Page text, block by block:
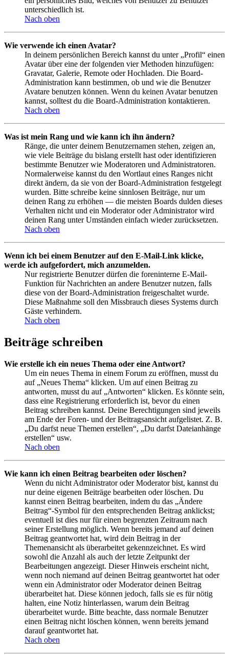
unterschiedlich ist.
Nach oben
Wie verwende ich einen Avatar?
In deinem persönlichen Bereich kannst du unter „Profil“ einen
Avatar über eine der folgenden vier Methoden hinzufügen:
Gravatar, Galerie, Remote oder Hochladen. Die Board-
Administration kann bestimmen, ob und wie die Benutzer
Avatare benutzen können. Wenn du keinen Avatar benutzen
kannst, solltest du die Board-Administration kontaktieren.
Nach oben
Was ist mein Rang und wie kann ich ihn ändern?
Ränge, die unter deinem Benutzernamen stehen, zeigen an,
wie viele Beiträge du bislang erstellt hast oder identifizieren
bestimmte Benutzer wie Moderatoren und Administratoren.
Normalerweise kannst du den Wortlaut eines Ranges nicht
direkt ändern, da sie von der Board-Administration festgelegt
wurden. Bitte schreibe keine sinnlosen Beiträge, nur um
deinen Rang zu erhöhen — die meisten Boards dulden dieses
Verhalten nicht und ein Moderator oder Administrator wird
deinen Rang unter Umständen einfach wieder zurücksetzen.
Nach oben
Wenn ich bei einem Benutzer auf den E-Mail-Link klicke,
werde ich aufgefordert, mich anzumelden.
Nur registrierte Benutzer dürfen die foreninterne E-Mail-
Funktion für Nachrichten an andere Benutzer nutzen, falls
diese von der Board-Administration freigeschaltet wurde.
Diese Maßnahme soll den Missbrauch dieses Systems durch
Gäste verhindern.
Nach oben
Beiträge schreiben
Wie erstelle ich ein neues Thema oder eine Antwort?
Um ein neues Thema in einem Forum zu eröffnen, musst du
auf „Neues Thema“ klicken. Um auf einen Beitrag zu
antworten, musst du auf „Antworten“ klicken. Es könnte sein,
dass eine Registrierung erforderlich ist, bevor du einen
Beitrag schreiben kannst. Deine Berechtigungen sind jeweils
am Ende der Foren- und der Beitragsansicht aufgelistet. Z. B.
„Du darfst neue Themen erstellen“, „Du darfst Dateianhänge
erstellen“ usw.
Nach oben
Wie kann ich einen Beitrag bearbeiten oder löschen?
Wenn du nicht Administrator oder Moderator bist, kannst du
nur deine eigenen Beiträge bearbeiten oder löschen. Du
kannst einen Beitrag bearbeiten, indem du das „Ändere
Beitrag“-Symbol für den entsprechenden Beitrag anklickst;
eventuell ist dies nur für einen begrenzten Zeitraum nach
seiner Erstellung möglich. Wenn bereits jemand auf deinen
Beitrag geantwortet hat, wird dein Beitrag in der
Themenansicht als überarbeitet gekennzeichnet. Es wird
sowohl die Anzahl als auch der letzte Zeitpunkt der
Bearbeitungen angezeigt. Dieser Hinweis erscheint nicht,
wenn noch niemand auf deinen Beitrag geantwortet hat oder
wenn ein Administrator oder Moderator deinen Beitrag
überarbeitet hat. Diese können jedoch, falls sie es für nötig
halten, eine Notiz hinterlassen, warum dein Beitrag
überarbeitet wurde. Bitte beachte, dass normale Benutzer
einen Beitrag nicht löschen können, wenn bereits jemand
darauf geantwortet hat.
Nach oben